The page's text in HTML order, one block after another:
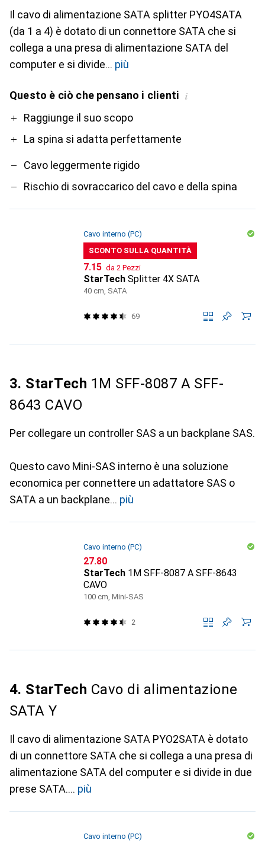
Il cavo di alimentazione SATA splitter PYO4SATA
(da 1 a 4) è dotato di un connettore SATA che si
collega a una presa di alimentazione SATA del
computer e si divide
più
Questo è ciò che pensano i clienti i
ProRaggiunge il suo scopo
La spina si adatta perfettamente
Contro
Cavo leggermente rigido
Rischio di sovraccarico del cavo e della spina
Cavo interno (PC)
SCONTO SULLA QUANTITÀ
CHF
7.15 da 2 Pezzi
StarTech Splitter 4X SATA
40 cm, SATA
69
3. StarTech 1M SFF-8087 A SFF-
8643 CAVO
Per collegare un controller SAS a un backplane SAS.
Questo cavo Mini-SAS interno è una soluzione
economica per connettere un adattatore SAS o
SATA a un backplane
più
Cavo interno (PC)
CHF
27.80
StarTech 1M SFF-8087 A SFF-8643
CAVO
100 cm, Mini-SAS
2
4. StarTech Cavo di alimentazione
SATA Y
Il cavo di alimentazione SATA PYO2SATA è dotato
di un connettore SATA che si collega a una presa di
alimentazione SATA del computer e si divide in due
prese SATA.
più
Cavo interno (PC)